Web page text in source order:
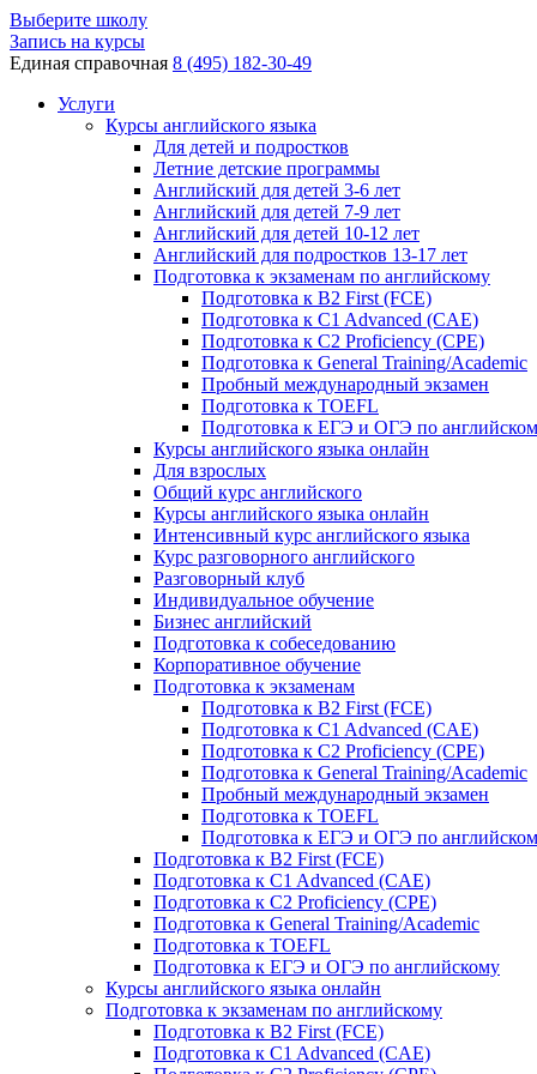
Выберите школу
Запись на курсы
Единая справочная 8 (495) 182-30-49
Услуги
Курсы английского языка
Для детей и подростков
Летние детские программы
Английский для детей 3-6 лет
Английский для детей 7-9 лет
Английский для детей 10-12 лет
Английский для подростков 13-17 лет
Подготовка к экзаменам по английскому
Подготовка к B2 First (FCE)
Подготовка к C1 Advanced (CAE)
Подготовка к C2 Proficiency (CPE)
Подготовка к General Training/Academic
Пробный международный экзамен
Подготовка к TOEFL
Подготовка к ЕГЭ и ОГЭ по
Курсы английского языка онлайн
Для взрослых
Общий курс английского
Курсы английского языка онлайн
Интенсивный курс английского языка
Курс разговорного английского
Разговорный клуб
Индивидуальное обучение
Бизнес английский
Подготовка к собеседованию
Корпоративное обучение
Подготовка к экзаменам
Подготовка к B2 First (FCE)
Подготовка к C1 Advanced (CAE)
Подготовка к C2 Proficiency (CPE)
Подготовка к General Training/Academic
Пробный международный экзамен
Подготовка к TOEFL
Подготовка к ЕГЭ и ОГЭ по
Подготовка к B2 First (FCE)
Подготовка к C1 Advanced (CAE)
Подготовка к C2 Proficiency (CPE)
Подготовка к General Training/Academic
Подготовка к TOEFL
Подготовка к ЕГЭ и ОГЭ по английскому
Курсы английского языка онлайн
Подготовка к экзаменам по английскому
Подготовка к B2 First (FCE)
Подготовка к C1 Advanced (CAE)